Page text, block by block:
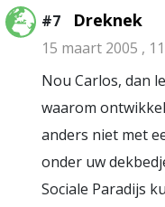
#7 Dreknek
15 maart 2005 ,
Nou Carlos, dan
waarom
anders niet met
onder uw
Sociale Paradijs